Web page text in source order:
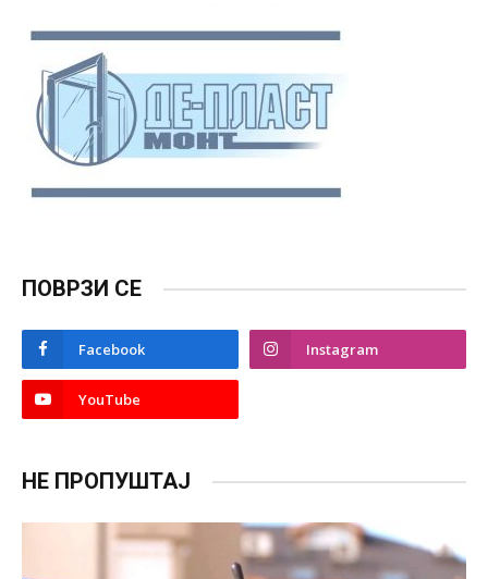
ПОВРЗИ СЕ
Facebook Instagram
YouTube
НЕ ПРОПУШТАЈ